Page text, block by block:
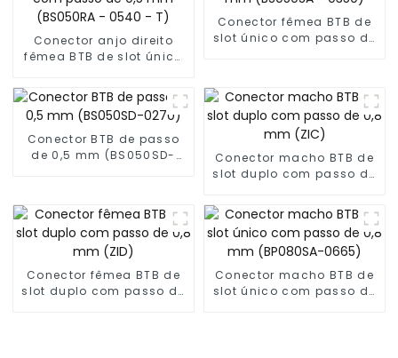
Conector anjo direito
fêmea BTB de slot único
(BS050RA - 0540 - T)
Conector fêmea BTB de
slot único com passo de
Conector BTB de passo
de 0,5 mm (BS050SD-
Conector macho BTB de
slot duplo com passo de
Conector fêmea BTB de
slot duplo com passo de
Conector macho BTB de
slot único com passo de